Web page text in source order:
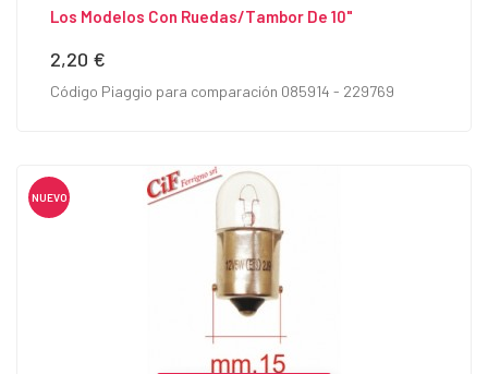
Los Modelos Con Ruedas/tambor De 10"
Precio
2,20 €
Código Piaggio para comparación 085914 - 229769
NUEVO